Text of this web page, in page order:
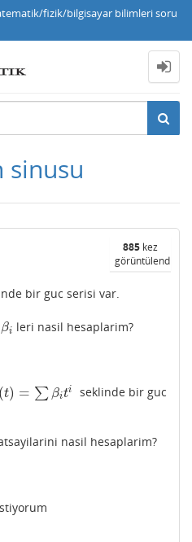
fizik/bilgisayar bilimleri soru
sinusu
885 kez
görüntülendi
bir guc serisi var.
βi
βi leri nasil hesaplarim?
t) = ∑ βiti
t)= ∑β ti
seklinde bir guc
nasil hesaplarim?